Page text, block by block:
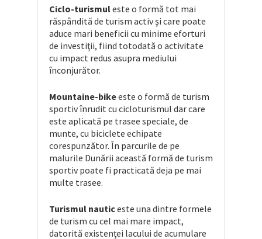
Ciclo-turismuleste o formă tot mai
răspândită de turism activ şi care poate
aduce mari beneficii cu minime eforturi
de investiţii, fiind totodată o activitate
cu impact redus asupra mediului
înconjurător.
Mountaine-bikeeste o formă de turism
sportiv înrudit cu cicloturismul dar care
este aplicată pe trasee speciale, de
munte, cu biciclete echipate
corespunzător. În parcurile de pe
malurile Dunării această formă de turism
sportiv poate fi practicată deja pe mai
multe trasee.
Turismul nauticeste una dintre formele
de turism cu cel mai mare impact,
datorită existenţei lacului de acumulare